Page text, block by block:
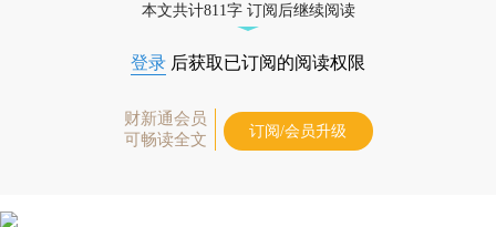
本文共计811字 订阅后继续阅读
登录 后获取已订阅的阅读权限
财新通会员
可畅读全文
订阅/会员升级